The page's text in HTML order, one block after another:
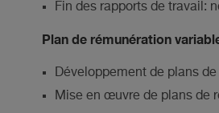
Fin des rapports de travail:
Plan de rémunération
Développement de plans
Mise en œuvre de plans de